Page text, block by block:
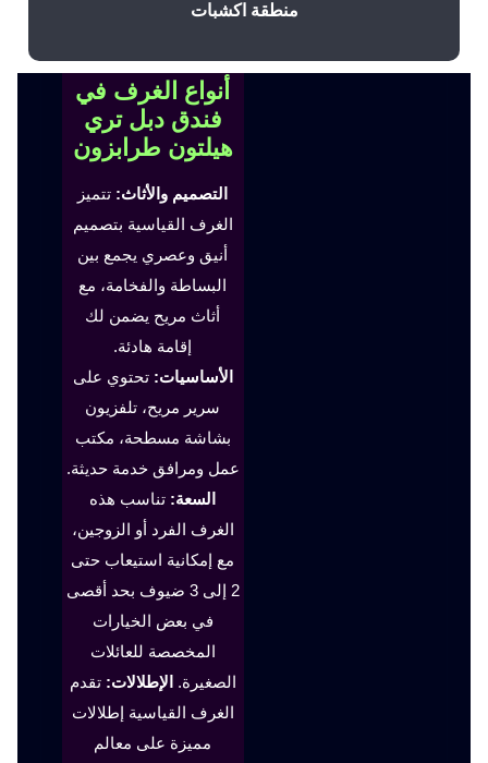
منطقة اكشبات
أنواع الغرف في
فندق دبل تري
هيلتون طرابزون
التصميم والأثاث: تتميز
الغرف القياسية بتصميم
أنيق وعصري يجمع بين
البساطة والفخامة، مع
أثاث مريح يضمن لك
إقامة هادئة.
الأساسيات: تحتوي على
سرير مريح، تلفزيون
بشاشة مسطحة، مكتب
عمل ومرافق خدمة حديثة.
السعة: تناسب هذه
الغرف الفرد أو الزوجين،
مع إمكانية استيعاب حتى
2 إلى 3 ضيوف بحد أقصى
في بعض الخيارات
المخصصة للعائلات
الصغيرة. الإطلالات: تقدم
الغرف القياسية إطلالات
مميزة على معالم